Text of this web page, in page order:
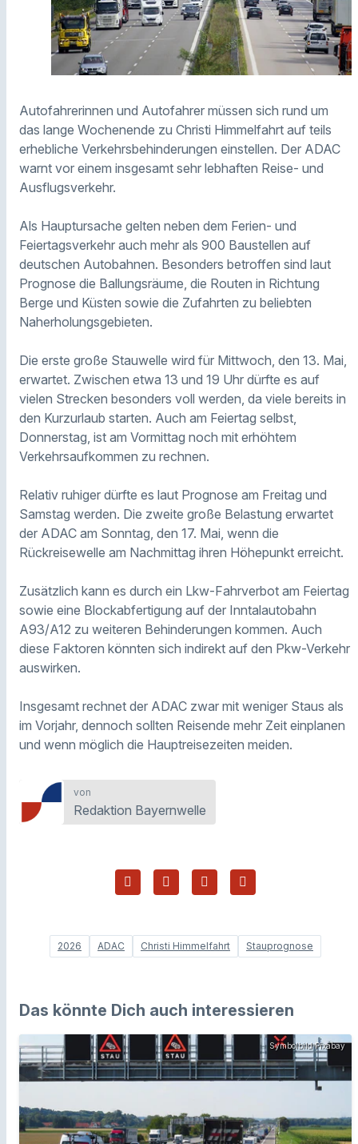
Autofahrerinnen und Autofahrer müssen sich rund um
das lange Wochenende zu Christi Himmelfahrt auf teils
erhebliche Verkehrsbehinderungen einstellen. Der ADAC
warnt vor einem insgesamt sehr lebhaften Reise- und
Ausflugsverkehr.
Als Hauptursache gelten neben dem Ferien- und
Feiertagsverkehr auch mehr als 900 Baustellen auf
deutschen Autobahnen. Besonders betroffen sind laut
Prognose die Ballungsräume, die Routen in Richtung
Berge und Küsten sowie die Zufahrten zu beliebten
Naherholungsgebieten.
Die erste große Stauwelle wird für Mittwoch, den 13. Mai,
erwartet. Zwischen etwa 13 und 19 Uhr dürfte es auf
vielen Strecken besonders voll werden, da viele bereits in
den Kurzurlaub starten. Auch am Feiertag selbst,
Donnerstag, ist am Vormittag noch mit erhöhtem
Verkehrsaufkommen zu rechnen.
Relativ ruhiger dürfte es laut Prognose am Freitag und
Samstag werden. Die zweite große Belastung erwartet
der ADAC am Sonntag, den 17. Mai, wenn die
Rückreisewelle am Nachmittag ihren Höhepunkt erreicht.
Zusätzlich kann es durch ein Lkw-Fahrverbot am Feiertag
sowie eine Blockabfertigung auf der Inntalautobahn
A93/A12 zu weiteren Behinderungen kommen. Auch
diese Faktoren könnten sich indirekt auf den Pkw-Verkehr
auswirken.
Insgesamt rechnet der ADAC zwar mit weniger Staus als
im Vorjahr, dennoch sollten Reisende mehr Zeit einplanen
und wenn möglich die Hauptreisezeiten meiden.
von
Redaktion Bayernwelle
2026 ADAC Christi Himmelfahrt Stauprognose
Das könnte Dich auch interessieren
Symbolbild Pixabay